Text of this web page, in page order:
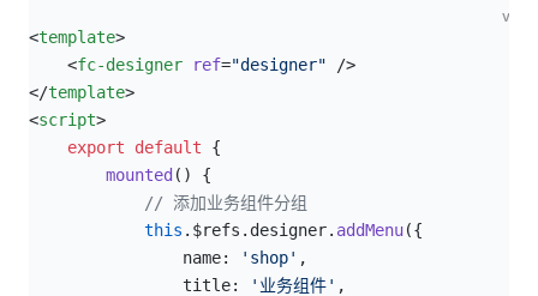
vue
<template>
    <
fc-designer ref="designer" />
</template>
<script>
    export
default {
        mounted
() {
            // 添加业务组件分组
            this
.$refs.designer. addMenu({
                name:
'shop' ,
                title:
'业务组件' ,